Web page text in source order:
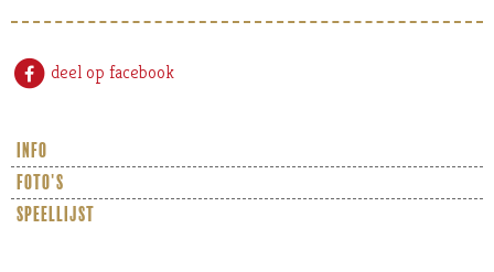
deel op facebook
info
foto's
speellijst